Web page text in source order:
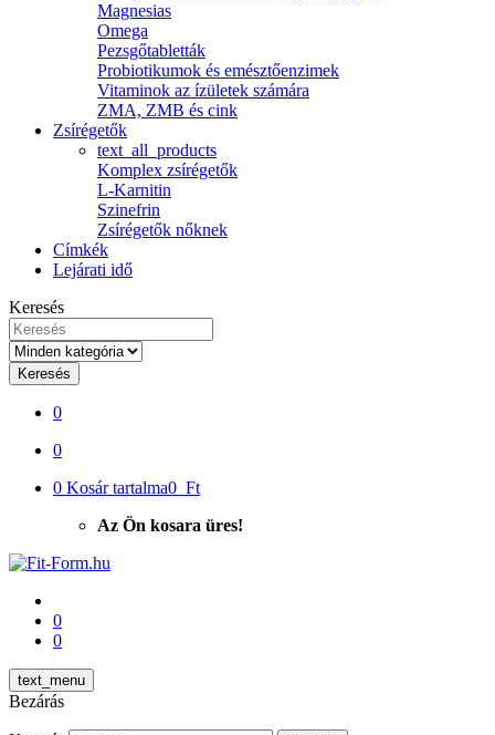
Magnesias
Omega
Pezsgőtabletták
Probiotikumok és emésztőenzimek
Vitaminok az ízületek számára
ZMA, ZMB és cink
Zsírégetők
text_all_products
Komplex zsírégetők
L-Karnitin
Szinefrin
Zsírégetők nőknek
Címkék
Lejárati idő
Keresés
Keresés
0
0
0 Kosár tartalma0 Ft
Az Ön kosara üres!
0
0
text_menu
Bezárás